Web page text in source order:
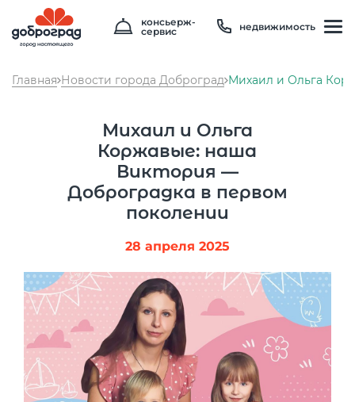
консьерж-
сервис
недвижимость
Главная Новости города Доброград Михаил и Ольга
Михаил и Ольга
Коржавые: наша
Виктория —
Доброградка в первом
поколении
28 апреля 2025
8 800 600 01 49
8 910 180 20 19
servis@uk-dobrograd.ru
Давление
746 мм рт. ст
? PM2.5 1мкг/м3
? PM10 5 мкг/м3
? Концентрация ЛОС 0.005 мм3/м3
? Концентрация CO2 333 ppm